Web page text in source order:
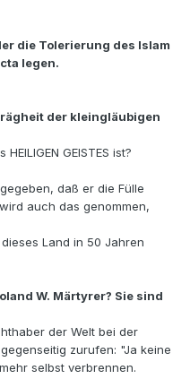
die Tolerierung des Islam
legen.
der kleingläubigen
GEISTES ist?
daß er die Fülle
auch das genommen,
Land in 50 Jahren
W. Märtyrer? Sie sind
der Welt bei der
zurufen: "Ja keine
selbst verbrennen.